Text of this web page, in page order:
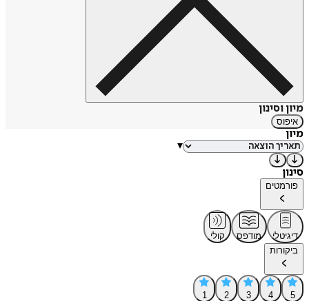
מיון וסינון
איפוס
מיון
▾
סינון
פורמטים
דיגיטלי מודפס
קולי
ביקורות
5
4
3
2
1